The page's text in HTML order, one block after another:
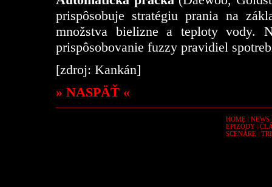
prispôsobuje stratégiu prania na
množstva bielizne a teploty vody.
prispôsobovanie fuzzy pravidiel
[zdroj: Kankán]
» NASPÄŤ «
HOME | NEWS
EPIZÓDY |
SCENÁRE |